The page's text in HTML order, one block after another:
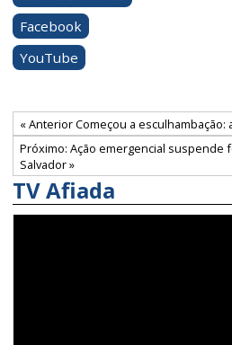
Facebook
YouTube
« Anterior Começou a esculhambação:
Próximo: Ação emergencial suspende
Salvador »
TV Afiada